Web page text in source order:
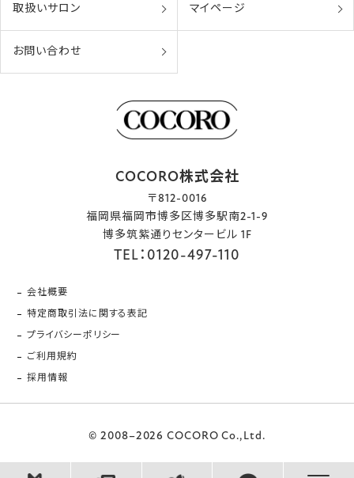
取扱いサロン マイページ
お問い合わせ
COCORO株式会社
〒812-0016
福岡県福岡市博多区博多駅南2-1-9
博多筑紫通りセンタービル 1F
TEL：0120-497-110
会社概要
特定商取引法に関する表記
プライバシーポリシー
ご利用規約
採用情報
© 2008–2026 COCORO Co.,Ltd.